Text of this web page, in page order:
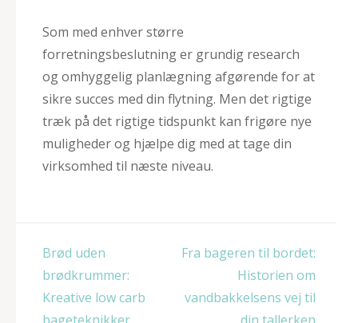
Som med enhver større
forretningsbeslutning er grundig research
og omhyggelig planlægning afgørende for at
sikre succes med din flytning. Men det rigtige
træk på det rigtige tidspunkt kan frigøre nye
muligheder og hjælpe dig med at tage din
virksomhed til næste niveau.
Indlægsnavigation
Brød uden
brødkrummer:
Kreative low carb
bageteknikker
Fra bageren til bordet:
Historien om
vandbakkelsens vej til
din tallerken